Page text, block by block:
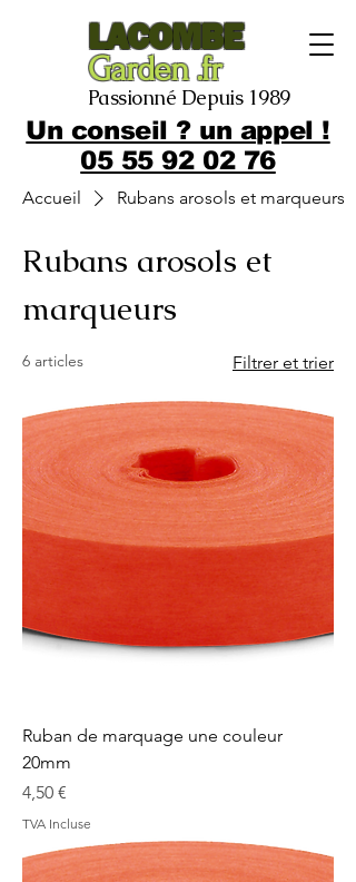
LACOMBE
Garden .fr
Passionné Depuis 1989
Un conseil ? un appel !
05 55 92 02 76
Accueil Rubans arosols et marqueurs
Rubans arosols et
marqueurs
6 articles Filtrer et trier
Ruban de marquage une couleur
20mm
Prix
4,50 €
TVA Incluse